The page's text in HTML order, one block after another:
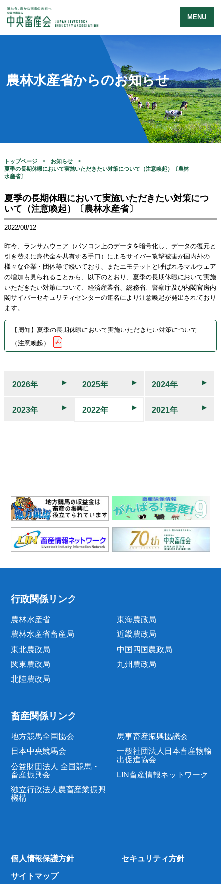
MENU
農林水産省からのお知らせ
トップページ
お知らせ
夏季の長期休暇において実施いただきたい対策について（注意喚起）〔農林
水産省〕
夏季の長期休暇において実施いただきたい対策につ
いて（注意喚起）〔農林水産省〕
2022/08/12
昨今、ランサムウェア（パソコン上のデータを暗号化し、データの復元と
引き替えに身代金を共有する手口）によるサイバー攻撃被害が国内外の
様々な企業・団体等で続いており、またエモテットと呼ばれるマルウェア
の増加も見られることから、以下のとおり、夏季の長期休暇において実施
いただきたい対策について、経済産業省、総務省、警察庁及び内閣官房内
閣サイバーセキュリティセンターの連名により注意喚起が発出されており
ます。
【周知】夏季の長期休暇において実施いただきたい対策について
（注意喚起）
2026年 2025年 2024年
2023年 2022年 2021年
行政関係リンク
農林水産省
農林水産省畜産局
東北農政局
関東農政局
北陸農政局
東海農政局
近畿農政局
中国四国農政局
九州農政局
畜産関係リンク
地方競馬全国協会
日本中央競馬会
公益財団法人 全国競馬・
畜産振興会
独立行政法人農畜産業振興
機構
馬事畜産振興協議会
一般社団法人日本畜産物輸
出促進協会
LIN畜産情報ネットワーク
個人情報保護方針 セキュリティ方針
サイトマップ